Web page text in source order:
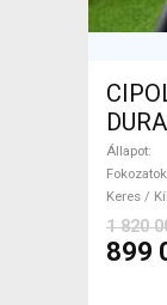
Állapot
Keres /
1 820
899